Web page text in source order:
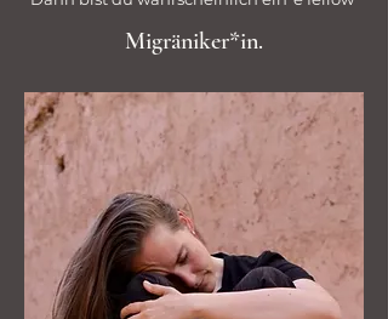
Migräniker*in.